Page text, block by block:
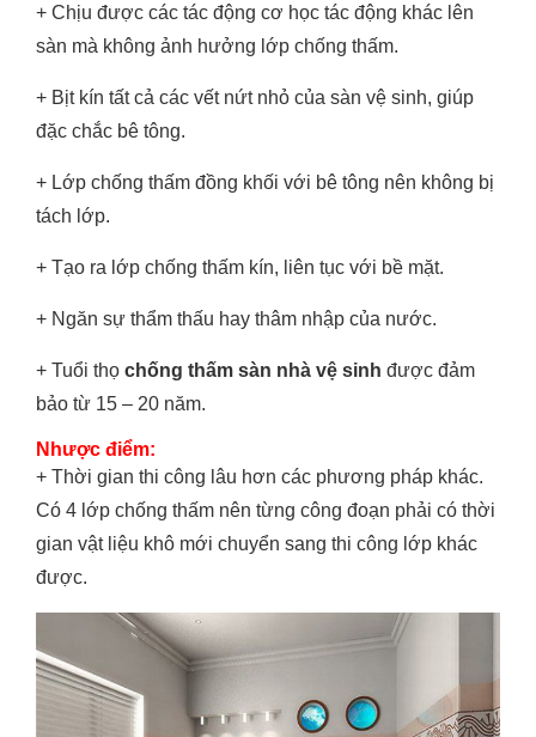
+ Chịu được các tác động cơ học tác động khác lên
sàn mà không ảnh hưởng lớp chống thấm.
+ Bịt kín tất cả các vết nứt nhỏ của sàn vệ sinh, giúp
đặc chắc bê tông.
+ Lớp chống thấm đồng khối với bê tông nên không bị
tách lớp.
+ Tạo ra lớp chống thấm kín, liên tục với bề mặt.
+ Ngăn sự thẩm thấu hay thâm nhập của nước.
+ Tuổi thọ chống thấm sàn nhà vệ sinh được đảm
bảo từ 15 – 20 năm.
Nhược điểm:
+ Thời gian thi công lâu hơn các phương pháp khác.
Có 4 lớp chống thấm nên từng công đoạn phải có thời
gian vật liệu khô mới chuyển sang thi công lớp khác
được.